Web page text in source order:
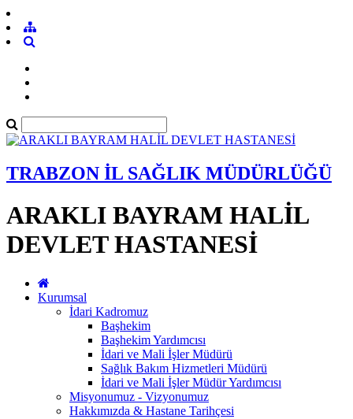
TRABZON İL SAĞLIK MÜDÜRLÜĞÜ
ARAKLI BAYRAM HALİL
DEVLET HASTANESİ
Kurumsal
İdari Kadromuz
Başhekim
Başhekim Yardımcısı
İdari ve Mali İşler Müdürü
Sağlık Bakım Hizmetleri Müdürü
İdari ve Mali İşler Müdür Yardımcısı
Misyonumuz - Vizyonumuz
Hakkımızda & Hastane Tarihçesi